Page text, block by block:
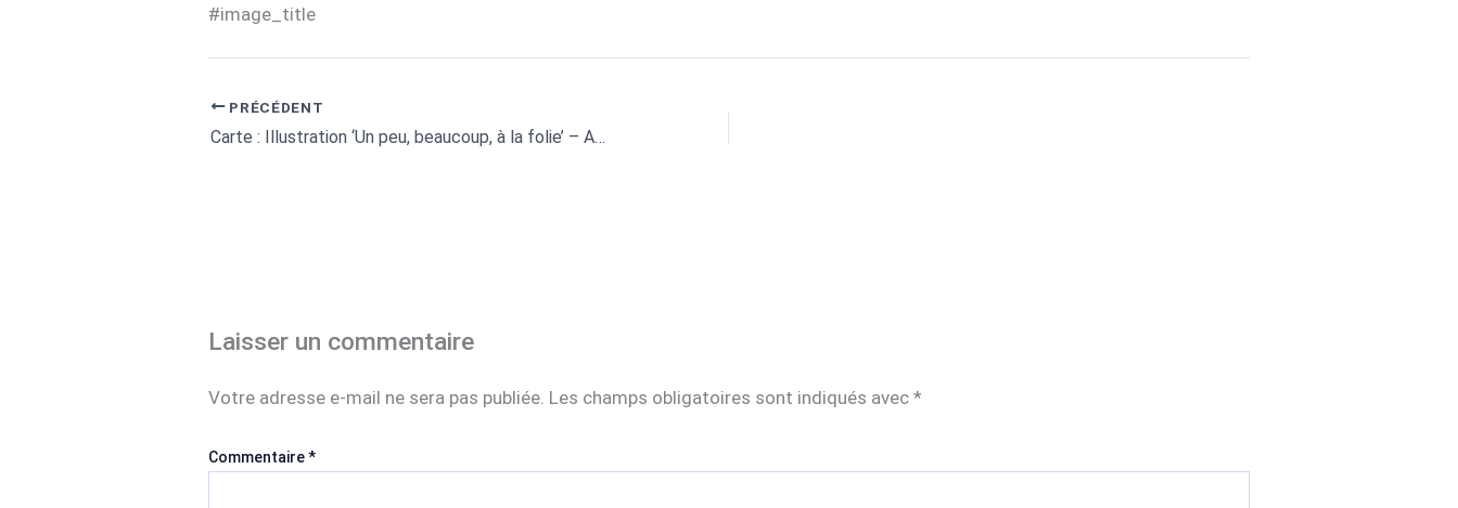
#image_title
PRÉCÉDENT
Carte : Illustration ‘Un peu, beaucoup, à la folie’ – Avec emplacement
Laisser un commentaire
Votre adresse e-mail ne sera pas publiée. Les champs obligatoires sont indiqués avec *
Commentaire*